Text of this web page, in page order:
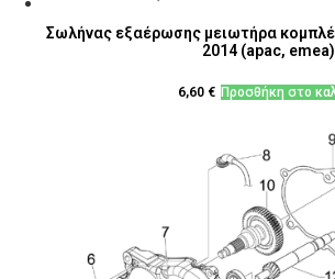
Σωλήνας εξαέρωσης μειωτήρα κομπλέ
2014 (apac, emea)
6,60 € Προσθήκη στο